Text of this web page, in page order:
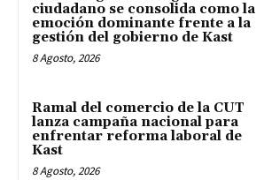
ciudadano se consolida como la
emoción dominante frente a la
gestión del gobierno de Kast
8 Agosto, 2026
Ramal del comercio de la CUT
lanza campaña nacional para
enfrentar reforma laboral de
Kast
8 Agosto, 2026